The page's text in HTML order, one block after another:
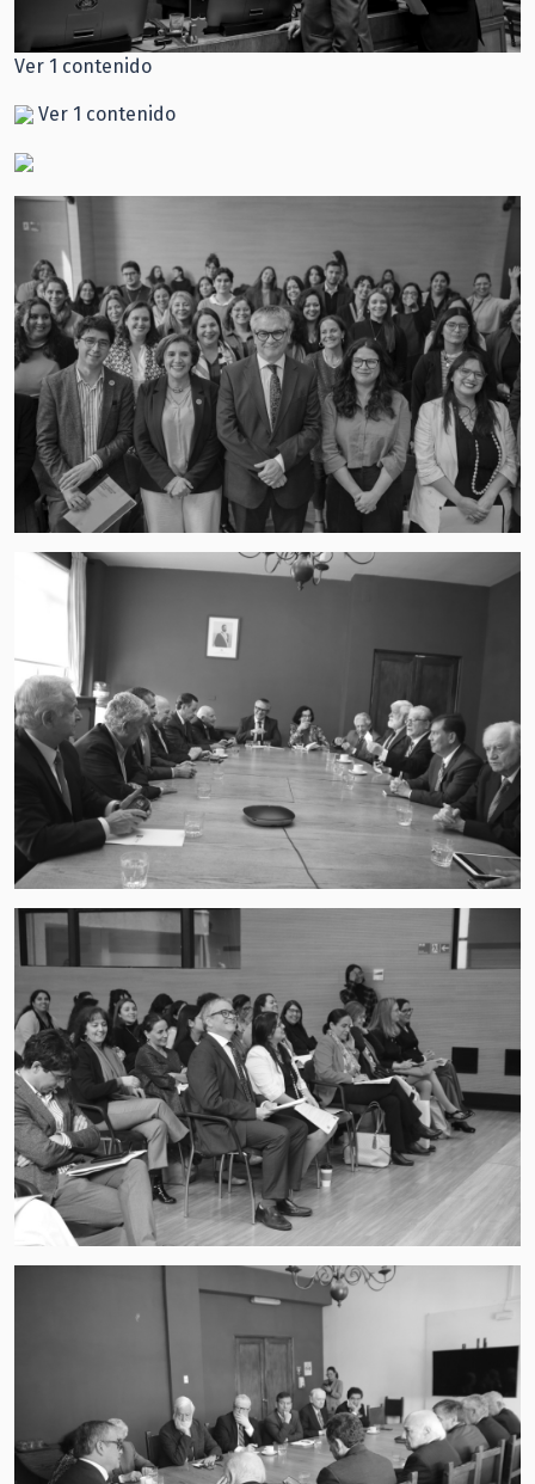
Ver 1 contenido
Ver 1 contenido